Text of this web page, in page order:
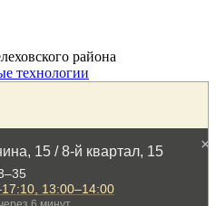
района
технологии